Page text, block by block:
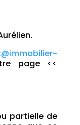
page <<
partielle de